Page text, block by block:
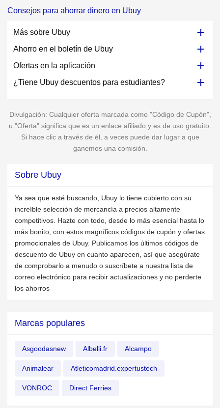
Consejos para ahorrar dinero en Ubuy
Más sobre Ubuy
Ahorro en el boletín de Ubuy
Ofertas en la aplicación
¿Tiene Ubuy descuentos para estudiantes?
Divulgación: Cualquier oferta marcada como "Código de Cupón",
u "Oferta" significa que es un enlace afiliado y es de uso gratuito.
Si hace clic a través de él, a veces puede dar lugar a que
ganemos una comisión.
Sobre Ubuy
Ya sea que esté buscando, Ubuy lo tiene cubierto con su
increíble selección de mercancía a precios altamente
competitivos. Hazte con todo, desde lo más esencial hasta lo
más bonito, con estos magníficos códigos de cupón y ofertas
promocionales de Ubuy. Publicamos los últimos códigos de
descuento de Ubuy en cuanto aparecen, así que asegúrate
de comprobarlo a menudo o suscríbete a nuestra lista de
correo electrónico para recibir actualizaciones y no perderte
los ahorros
Marcas populares
Asgoodasnew Albelli.fr Alcampo
Animalear Atleticomadrid.expertustech
VONROC Direct Ferries